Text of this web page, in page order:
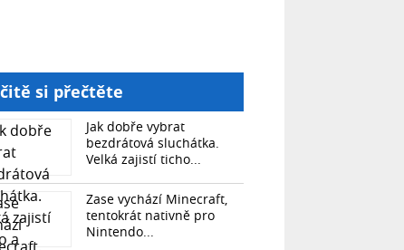
si přečtěte
Jak dobře vybrat
bezdrátová sluchátka.
Velká zajistí ticho...
Zase vychází Minecraft,
tentokrát nativně pro
Nintendo...